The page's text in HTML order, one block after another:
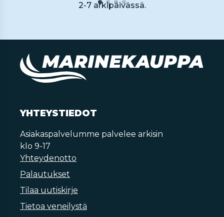
2-7 arkipäivässä.
YHTEYSTIEDOT
Asiakaspalvelumme palvelee arkisin
klo 9-17
Yhteydenotto
Palautukset
Tilaa uutiskirje
Tietoa veneilystä